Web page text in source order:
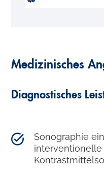
Medizinisches
Diagnostisches
Sonographie
interventionelle